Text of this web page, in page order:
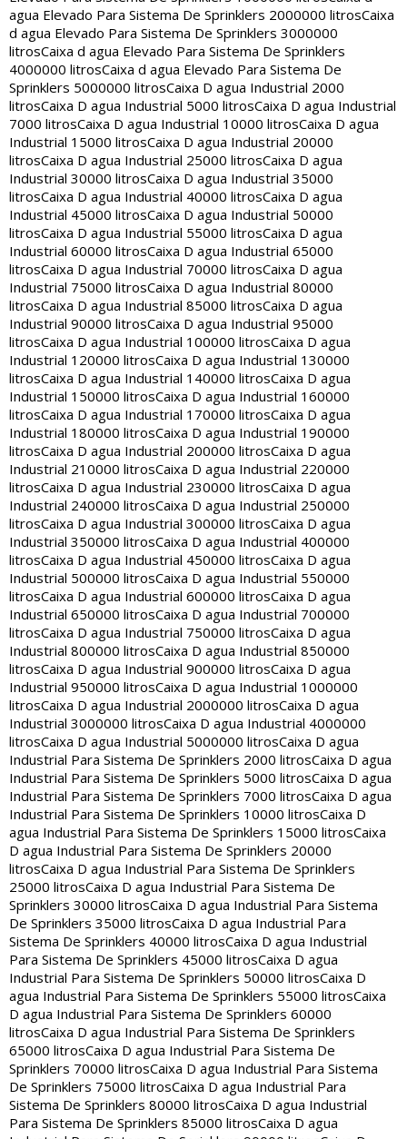
agua Elevado Para Sistema De Sprinklers 2000000 litrosCaixa
d agua Elevado Para Sistema De Sprinklers 3000000
litrosCaixa d agua Elevado Para Sistema De Sprinklers
4000000 litrosCaixa d agua Elevado Para Sistema De
Sprinklers 5000000 litrosCaixa D agua Industrial 2000
litrosCaixa D agua Industrial 5000 litrosCaixa D agua Industrial
7000 litrosCaixa D agua Industrial 10000 litrosCaixa D agua
Industrial 15000 litrosCaixa D agua Industrial 20000
litrosCaixa D agua Industrial 25000 litrosCaixa D agua
Industrial 30000 litrosCaixa D agua Industrial 35000
litrosCaixa D agua Industrial 40000 litrosCaixa D agua
Industrial 45000 litrosCaixa D agua Industrial 50000
litrosCaixa D agua Industrial 55000 litrosCaixa D agua
Industrial 60000 litrosCaixa D agua Industrial 65000
litrosCaixa D agua Industrial 70000 litrosCaixa D agua
Industrial 75000 litrosCaixa D agua Industrial 80000
litrosCaixa D agua Industrial 85000 litrosCaixa D agua
Industrial 90000 litrosCaixa D agua Industrial 95000
litrosCaixa D agua Industrial 100000 litrosCaixa D agua
Industrial 120000 litrosCaixa D agua Industrial 130000
litrosCaixa D agua Industrial 140000 litrosCaixa D agua
Industrial 150000 litrosCaixa D agua Industrial 160000
litrosCaixa D agua Industrial 170000 litrosCaixa D agua
Industrial 180000 litrosCaixa D agua Industrial 190000
litrosCaixa D agua Industrial 200000 litrosCaixa D agua
Industrial 210000 litrosCaixa D agua Industrial 220000
litrosCaixa D agua Industrial 230000 litrosCaixa D agua
Industrial 240000 litrosCaixa D agua Industrial 250000
litrosCaixa D agua Industrial 300000 litrosCaixa D agua
Industrial 350000 litrosCaixa D agua Industrial 400000
litrosCaixa D agua Industrial 450000 litrosCaixa D agua
Industrial 500000 litrosCaixa D agua Industrial 550000
litrosCaixa D agua Industrial 600000 litrosCaixa D agua
Industrial 650000 litrosCaixa D agua Industrial 700000
litrosCaixa D agua Industrial 750000 litrosCaixa D agua
Industrial 800000 litrosCaixa D agua Industrial 850000
litrosCaixa D agua Industrial 900000 litrosCaixa D agua
Industrial 950000 litrosCaixa D agua Industrial 1000000
litrosCaixa D agua Industrial 2000000 litrosCaixa D agua
Industrial 3000000 litrosCaixa D agua Industrial 4000000
litrosCaixa D agua Industrial 5000000 litrosCaixa D agua
Industrial Para Sistema De Sprinklers 2000 litrosCaixa D agua
Industrial Para Sistema De Sprinklers 5000 litrosCaixa D agua
Industrial Para Sistema De Sprinklers 7000 litrosCaixa D agua
Industrial Para Sistema De Sprinklers 10000 litrosCaixa D
agua Industrial Para Sistema De Sprinklers 15000 litrosCaixa
D agua Industrial Para Sistema De Sprinklers 20000
litrosCaixa D agua Industrial Para Sistema De Sprinklers
25000 litrosCaixa D agua Industrial Para Sistema De
Sprinklers 30000 litrosCaixa D agua Industrial Para Sistema
De Sprinklers 35000 litrosCaixa D agua Industrial Para
Sistema De Sprinklers 40000 litrosCaixa D agua Industrial
Para Sistema De Sprinklers 45000 litrosCaixa D agua
Industrial Para Sistema De Sprinklers 50000 litrosCaixa D
agua Industrial Para Sistema De Sprinklers 55000 litrosCaixa
D agua Industrial Para Sistema De Sprinklers 60000
litrosCaixa D agua Industrial Para Sistema De Sprinklers
65000 litrosCaixa D agua Industrial Para Sistema De
Sprinklers 70000 litrosCaixa D agua Industrial Para Sistema
De Sprinklers 75000 litrosCaixa D agua Industrial Para
Sistema De Sprinklers 80000 litrosCaixa D agua Industrial
Para Sistema De Sprinklers 85000 litrosCaixa D agua